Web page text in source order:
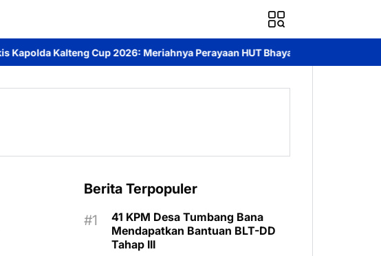
Perayaan HUT Bhayangkara ke-80 di Palangka Raya
Berita Terpopuler
41 KPM Desa Tumbang Bana
Mendapatkan Bantuan BLT-DD
Tahap III